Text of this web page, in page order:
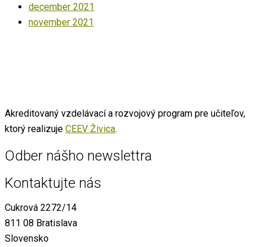
december 2021
november 2021
Akreditovaný vzdelávací a rozvojový program pre učiteľov,
ktorý realizuje CEEV Živica.
Odber nášho newslettra
Kontaktujte nás
Cukrová 2272/14
811 08 Bratislava
Slovensko